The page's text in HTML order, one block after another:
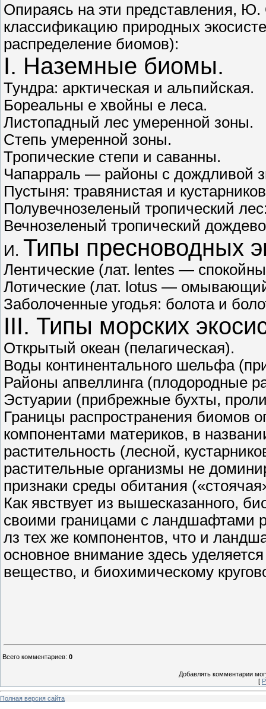
Опираясь на эти представления,
классификацию природных
распределение биомов):
I. Наземные биомы.
Тундра: арктическая и альпийская.
Бореальны е хвойны е леса.
Листопадный лес умеренной зоны.
Степь умеренной зоны.
Тропические степи и саванны.
Чапарраль — районы с дождливой
Пустыня: травянистая и
Полувечнозеленый тропический
Вечнозеленый тропический
И. Типы пресноводных
Лентические (лат. lentes —
Лотические (лат. lotus —
Заболоченные угодья: болота и
III. Типы морских
Открытый океан (пелагическая).
Воды континентального шельфа
Районы апвеллинга (плодородные
Эстуарии (прибрежные бухты,
Границы распространения биомов
компонентами материков, в
растительность (лесной,
растительные организмы не
признаки среды обитания
Как явствует из вышесказанного,
своими границами с ландшафтами
лз тех же компонентов, что и
основное внимание здесь
вещество, и биохимическому
Всего комментариев: 0
Добавлять комментарии
[
Полная версия сайта